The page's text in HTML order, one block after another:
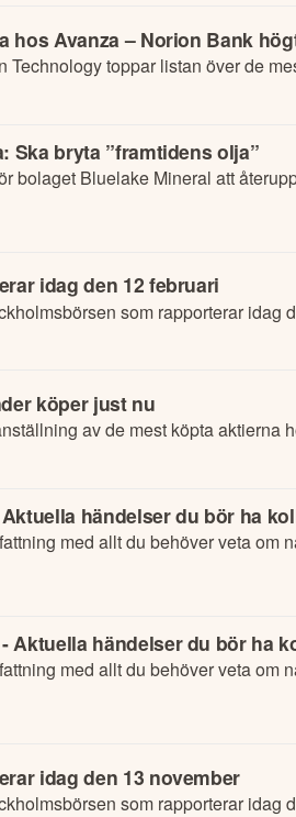
hos Avanza – Norion Bank
Technology toppar listan över de
Ska bryta ”framtidens olja”
bolaget Bluelake Mineral att
idag den 12 februari
som rapporterar idag
köper just nu
av de mest köpta aktierna
händelser du bör ha
med allt du behöver veta
Aktuella händelser du bör ha
med allt du behöver veta
idag den 13 november
som rapporterar idag